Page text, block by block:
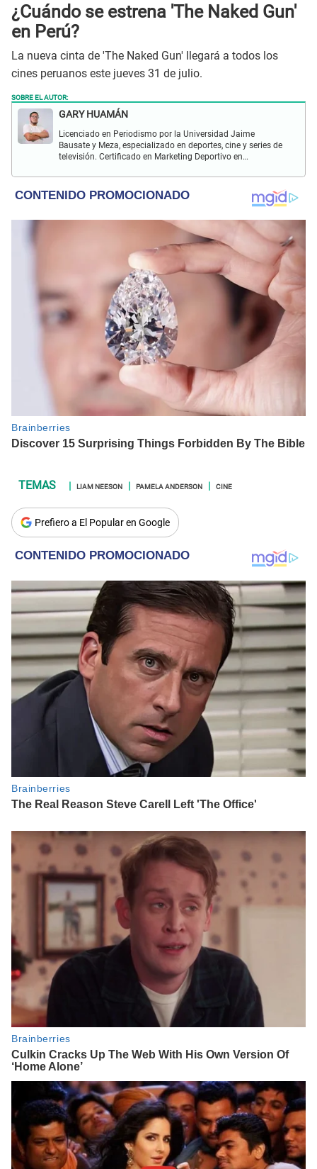
¿Cuándo se estrena 'The Naked Gun'
en Perú?
La nueva cinta de 'The Naked Gun' llegará a todos los
cines peruanos este jueves 31 de julio.
SOBRE EL AUTOR:
GARY HUAMÁN
Licenciado en Periodismo por la Universidad Jaime
Bausate y Meza, especializado en deportes, cine y series de
televisión. Certificado en Marketing Deportivo en
SEO durante más de 5 años.
LIAM NEESON PAMELA ANDERSON CINE
Prefiero a El Popular en Google